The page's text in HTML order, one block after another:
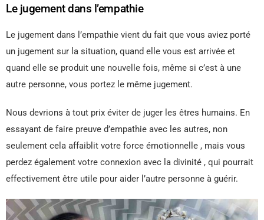
Le jugement dans l’empathie
Le jugement dans l’empathie vient du fait que vous aviez porté
un jugement sur la situation, quand elle vous est arrivée et
quand elle se produit une nouvelle fois, même si c’est à une
autre personne, vous portez le même jugement.
Nous devrions à tout prix éviter de juger les êtres humains. En
essayant de faire preuve d’empathie avec les autres, non
seulement cela affaiblit votre force émotionnelle , mais vous
perdez également votre connexion avec la divinité , qui pourrait
effectivement être utile pour aider l’autre personne à guérir.